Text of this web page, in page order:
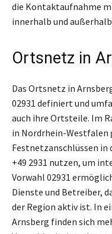
die Kontaktaufnahme
innerhalb und
Ortsnetz in
Das Ortsnetz in
02931 definiert und
auch ihre Ortsteile. Im
in Nordrhein-
Festnetzanschlüssen in
+49 2931 nutzen, um
Vorwahl 02931
Dienste und Betreiber,
der Region aktiv ist. In
Arnsberg finden sich